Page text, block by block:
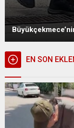
EN SON